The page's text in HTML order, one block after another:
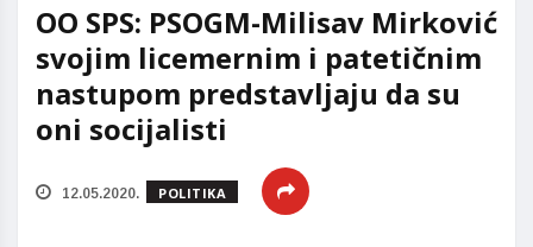
OO SPS: PSOGM-Milisav Mirković
svojim licemernim i patetičnim
nastupom predstavljaju da su
oni socijalisti
12.05.2020. POLITIKA